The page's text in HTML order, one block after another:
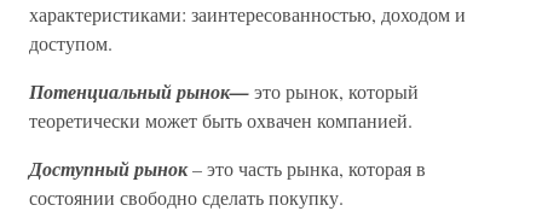
характеристиками: заинтересованностью, доходом и
доступом.
Потенциальный рынок—это рынок, который
теоретически может быть охвачен компанией.
Доступный рынок–это часть рынка, которая в
состоянии свободно сделать покупку.